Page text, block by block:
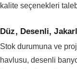
kalite seçenekleri
Düz, Desenli,
Stok durumuna ve
havlusu, desenli